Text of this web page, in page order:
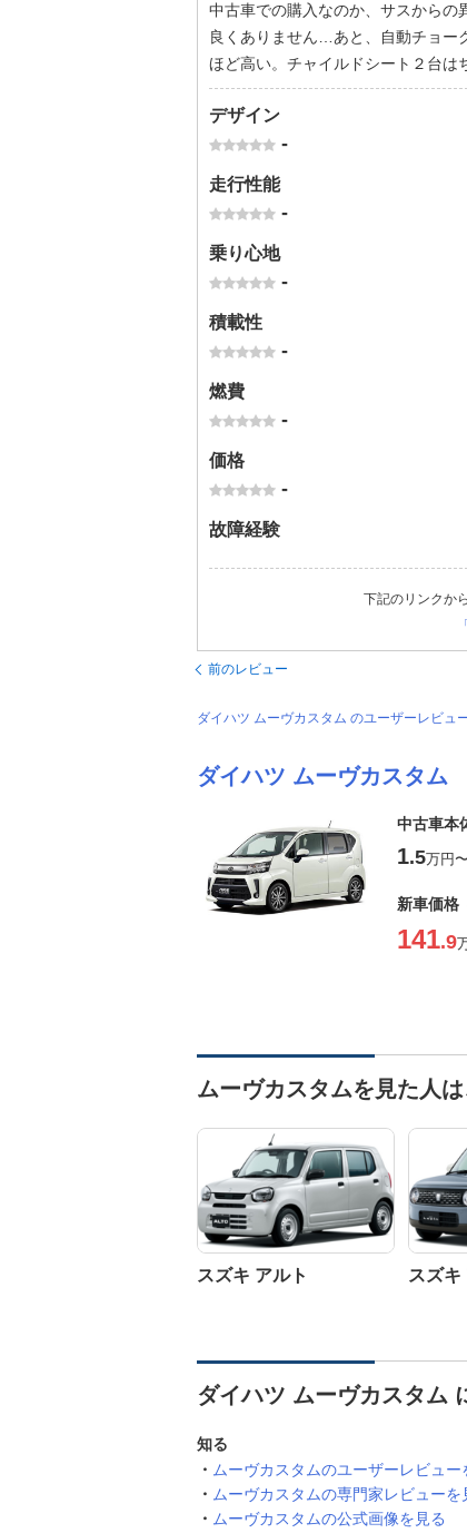
中古車での購入なのか、サスからの
良くありません…あと、自動チョー
ほど高い。チャイルドシート２台は
デザイン
-
走行性能
-
乗り心地
-
積載性
-
燃費
-
価格
-
故障経験
下記のリンクか
前のレビュー
ダイハツ ムーヴカスタム のユーザーレビュ
ダイハツ ムーヴカスタム
中古車本
1.5万円〜
新車価格
141.9
ムーヴカスタムを見た人
スズキ アルト スズキ
ダイハツ ムーヴカスタム
知る
ムーヴカスタムのユーザーレビュー
ムーヴカスタムの専門家レビューを
ムーヴカスタムの公式画像を見る